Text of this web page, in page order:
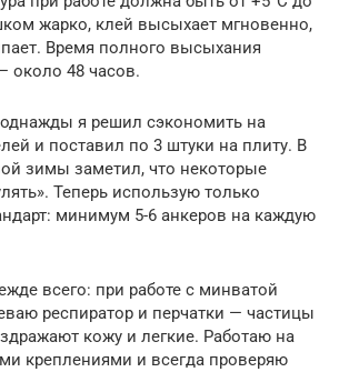
жарко, клей высыхает мгновенно,
Время полного высыхания
около 48 часов.
я решил сэкономить на
и поставил по 3 штуки на плиту. В
зимы заметил, что некоторые
Теперь использую только
минимум 5-6 анкеров на каждую
всего: при работе с минватой
респиратор и перчатки — частицы
кожу и легкие. Работаю на
креплениями и всегда проверяю